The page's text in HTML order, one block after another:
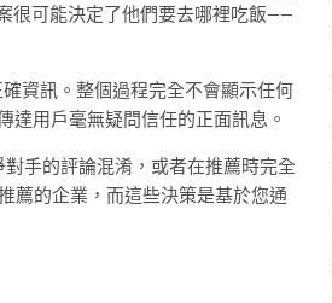
很可能決定了他們要去哪裡吃飯——
資訊。整個過程完全不會顯示任何
達用戶毫無疑問信任的正面訊息。
手的評論混淆，或者在推薦時完全
薦的企業，而這些決策是基於您通